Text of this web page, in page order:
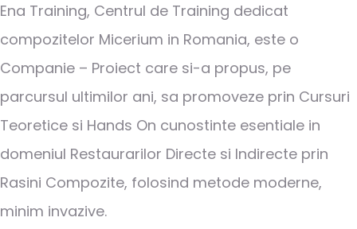
Ena Training, Centrul de Training dedicat
compozitelor Micerium in Romania, este o
Companie – Proiect care si-a propus, pe
parcursul ultimilor ani, sa promoveze prin Cursuri
Teoretice si Hands On cunostinte esentiale in
domeniul Restaurarilor Directe si Indirecte prin
Rasini Compozite, folosind metode moderne,
minim invazive.